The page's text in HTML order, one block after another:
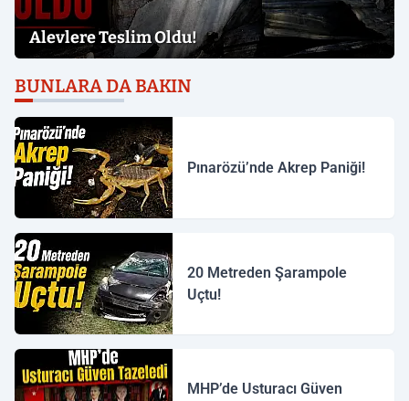
Alevlere Teslim Oldu!
BUNLARA DA BAKIN
Pınarözü’nde Akrep Paniği!
20 Metreden Şarampole
Uçtu!
MHP’de Usturacı Güven